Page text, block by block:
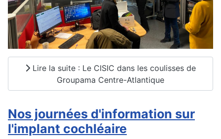
Lire la suite : Le CISIC dans les coulisses de
Groupama Centre-Atlantique
Nos journées d'information sur
l'implant cochléaire